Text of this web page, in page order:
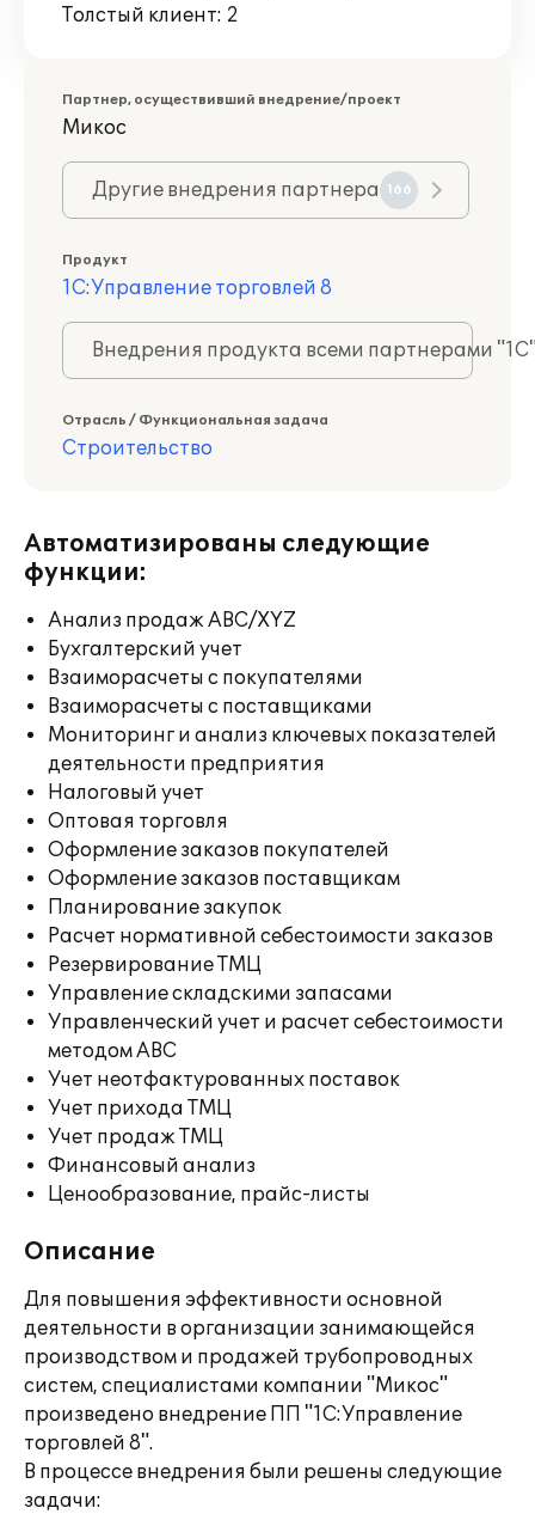
Толстый клиент: 2
Партнер, осуществивший внедрение/проект
Микос
Другие внедрения партнера 166
Продукт
1С:Управление торговлей 8
Внедрения продукта всеми партнерами
Отрасль / Функциональная задача
Строительство
Автоматизированы следующие
функции:
Анализ продаж ABC/XYZ
Бухгалтерский учет
Взаиморасчеты с покупателями
Взаиморасчеты с поставщиками
Мониторинг и анализ ключевых показателей
деятельности предприятия
Налоговый учет
Оптовая торговля
Оформление заказов покупателей
Оформление заказов поставщикам
Планирование закупок
Расчет нормативной себестоимости заказов
Резервирование ТМЦ
Управление складскими запасами
Управленческий учет и расчет себестоимости
методом ABC
Учет неотфактурованных поставок
Учет прихода ТМЦ
Учет продаж ТМЦ
Финансовый анализ
Ценообразование, прайс-листы
Описание
Для повышения эффективности основной
деятельности в организации занимающейся
производством и продажей трубопроводных
систем, специалистами компании "Микос"
произведено внедрение ПП "1С:Управление
торговлей 8".
В процессе внедрения были решены следующие
задачи: